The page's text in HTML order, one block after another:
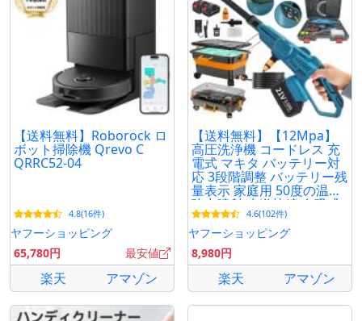
【送料無料】Roborock ロ
ボット掃除機 Qrevo C
QRRC52-04
4.8(16件)
ヤフーショッピング
65,780円
最安値
楽天 アマゾン
【送料無料】【12Mpa】
高圧洗浄機 コードレス 充
電式 マキタ バッテリー対
応 3段階調整 バッテリー残
量表示 家庭用 50度の温水
強力噴射 水道接続 自吸式
収納ケース付 洗車
4.6(102件)
ヤフーショッピング
8,980円
楽天 アマゾン